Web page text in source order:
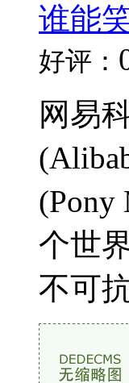
谁能
好评：
网易
(Pony
个世
不可